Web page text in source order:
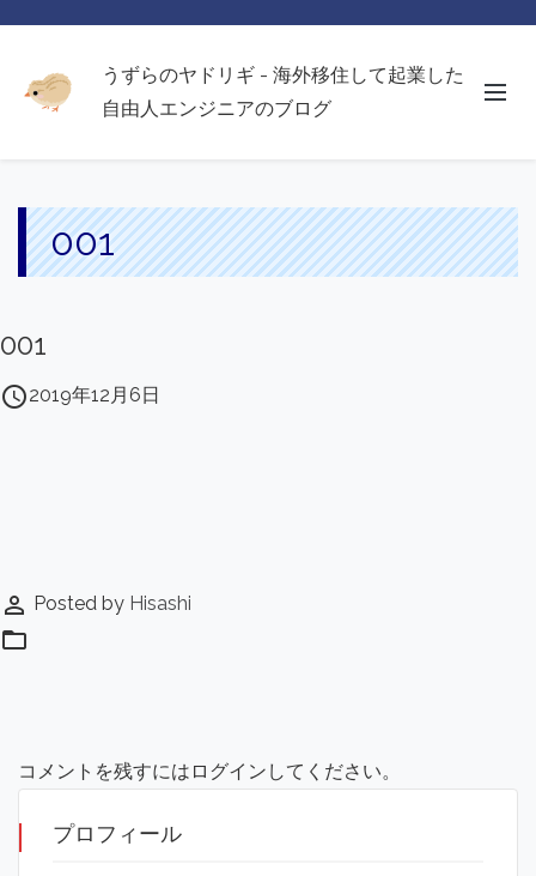
うずらのヤドリギ - 海外移住して起業した
自由人エンジニアのブログ
001
001
access_time2019年12月6日
perm_identity Posted by Hisashi
folder_open
コメントを残すにはログインしてください。
プロフィール